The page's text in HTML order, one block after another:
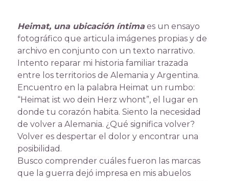
Heimat, una ubicación íntimaes un ensayo
fotográfico que articula imágenes propias y de
archivo en conjunto con un texto narrativo.
Intento reparar mi historia familiar trazada
entre los territorios de Alemania y Argentina.
Encuentro en la palabra Heimat un rumbo:
“Heimat ist wo dein Herz whont”, el lugar en
donde tu corazón habita. Siento la necesidad
de volver a Alemania. ¿Qué significa volver?
Volver es despertar el dolor y encontrar una
posibilidad.
Busco comprender cuáles fueron las marcas
que la guerra dejó impresa en mis abuelos